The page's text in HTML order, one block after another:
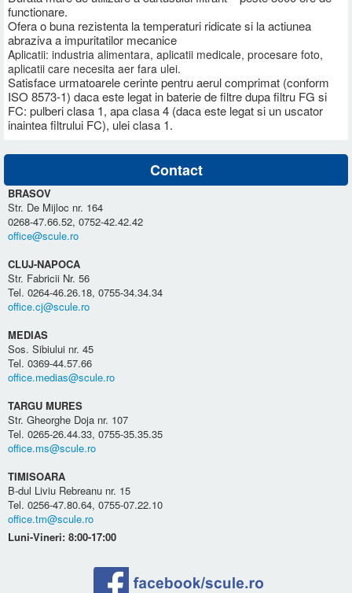
functionare.
Ofera o buna rezistenta la temperaturi ridicate si la actiunea
abraziva a impuritatilor mecanice
Aplicatii: industria alimentara, aplicatii medicale, procesare foto,
aplicatii care necesita aer fara ulei.
Satisface urmatoarele cerinte pentru aerul comprimat (conform
ISO 8573-1) daca este legat in baterie de filtre dupa filtru FG si
FC: pulberi clasa 1, apa clasa 4 (daca este legat si un uscator
inaintea filtrului FC), ulei clasa 1.
Contact
BRASOV
Str. De Mijloc nr. 164
0268-47.66.52, 0752-42.42.42
office@scule.ro
CLUJ-NAPOCA
Str. Fabricii Nr. 56
Tel. 0264-46.26.18, 0755-34.34.34
office.cj@scule.ro
MEDIAS
Sos. Sibiului nr. 45
Tel. 0369-44.57.66
office.medias@scule.ro
TARGU MURES
Str. Gheorghe Doja nr. 107
Tel. 0265-26.44.33, 0755-35.35.35
office.ms@scule.ro
TIMISOARA
B-dul Liviu Rebreanu nr. 15
Tel. 0256-47.80.64, 0755-07.22.10
office.tm@scule.ro
Luni-Vineri: 8:00-17:00